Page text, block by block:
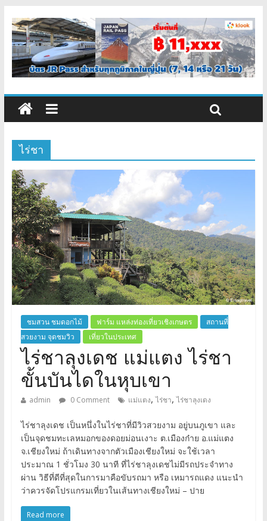
ไร่ชา
ชมสวน ชมดอกไม้ ฟาร์ม แหล่งท่องเที่ยวเชิงเกษตร
สถานที่
สวยงาม จุดชมวิว
เที่ยวในประเทศ
ไร่ชาลุงเดช แม่แตง ไร่ชา
ขั้นบันไดในหุบเขา
admin 0 Comment แม่แตง,ไร่ชา,ไร่ชาลุงเดง
ไร่ชาลุงเดช เป็นหนึ่งในไร่ชาที่มีวิวสวยงาม อยู่บนภูเขา และ
เป็นจุดชมทะเลหมอกของดอยม่อนเงาะ ต.เมืองก๋าย อ.แม่แตง
จ.เชียงใหม่ ถ้าเดินทางจากตัวเมืองเชียงใหม่ จะใช้เวลา
ประมาณ 1 ชั่วโมง 30 นาที ที่ไร่ชาลุงเดชไม่มีรถประจำทาง
ผ่าน วิธีที่ดีที่สุดในการมาคือขับรถมา หรือ เหมารถแดง แนะนำ
ว่าควรจัดโปรแกรมเที่ยวในเส้นทางเชียงใหม่ – ปาย
Read more